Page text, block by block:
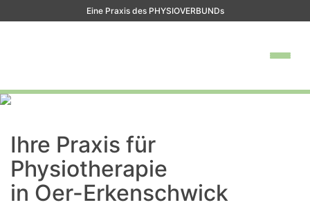
Eine Praxis des PHYSIOVERBUNDs
Ihre Praxis für
Physiotherapie
in Oer-Erkenschwick